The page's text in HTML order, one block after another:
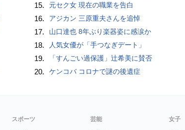
15. 元セク女 現在の職業を告白
16. アジカン 三原重夫さんを追悼
17. 山口達也 8年ぶり楽器姿に感涙か
18. 人気女優が「手つなぎデート」
19. 「すんごい過保護」辻希美に賛否
20. ケンコバ コロナで謎の後遺症
スポーツ 芸能 女子